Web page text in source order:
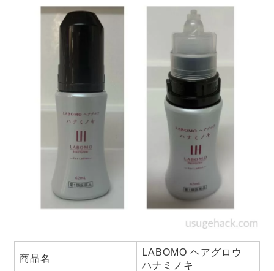
商品名
LABOMO ヘアグロウ
ハナミノキ